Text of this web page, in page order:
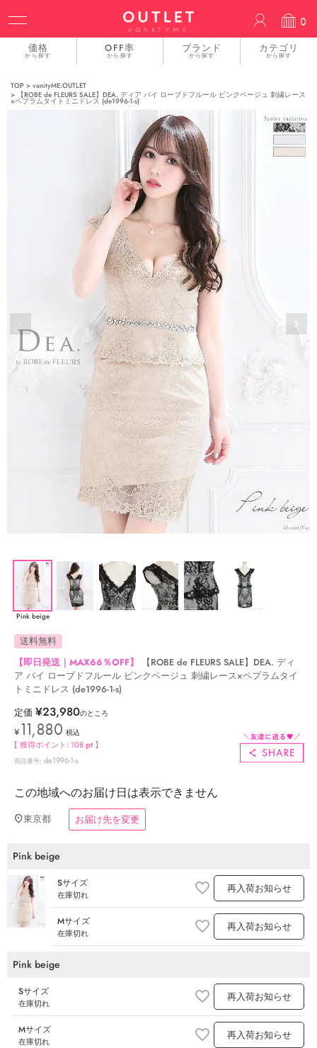
0
価格
から探す
OFF率
から探す
ブランド
から探す
カテゴリ
から探す
TOP
vanityME.OUTLET
【ROBE de FLEURS SALE】DEA. ディア バイ ローブドフルール ピンクベージュ 刺繍レース
×ペプラムタイトミニドレス (de1996-1-s)
Pink beige
送料無料
【即日発送｜MAX66％OFF】
【ROBE de FLEURS SALE】DEA. ディ
ア バイ ローブドフルール ピンクベージュ 刺繍レース×ペプラムタイ
トミニドレス (de1996-1-s)
定価 ¥23,980のところ
¥11,880 税込
【 獲得ポイント: 108pt 】
商品番号 de1996-1-s
この地域へのお届け日は表示できません
東京都 お届け先を変更
Pink beige
Sサイズ
在庫切れ 再入荷お知らせ
Mサイズ
在庫切れ 再入荷お知らせ
Pink beige
Sサイズ
在庫切れ 再入荷お知らせ
Mサイズ
在庫切れ 再入荷お知らせ